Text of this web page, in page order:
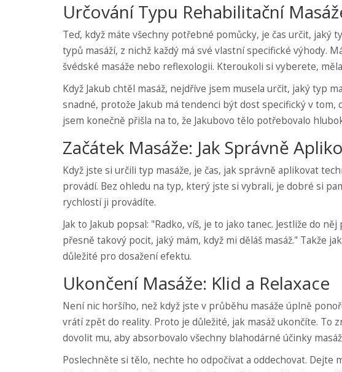
Určování Typu Rehabilitační
Teď, když máte všechny potřebné pomůcky, je čas určit, jaký
typů masáží, z nichž každý má své vlastní specifické výhody.
švédské masáže nebo reflexologii. Kteroukoli si vyberete,
Když Jakub chtěl masáž, nejdříve jsem musela určit, jaký typ
snadné, protože Jakub má tendenci být dost specifický v tom,
jsem konečně přišla na to, že Jakubovo tělo potřebovalo
Začátek Masáže: Jak Správně
Když jste si určili typ masáže, je čas, jak správně aplikovat
provádí. Bez ohledu na typ, který jste si vybrali, je dobré si
rychlostí ji provádíte.
Jak to Jakub popsal: "Radko, víš, je to jako tanec. Jestliže do
přesně takový pocit, jaký mám, když mi děláš masáž." Takže
důležité pro dosažení efektu.
Ukončení Masáže: Klid a Relaxace
Není nic horšího, než když jste v průběhu masáže úplně
vrátí zpět do reality. Proto je důležité, jak masáž ukončíte. To
dovolit mu, aby absorbovalo všechny blahodárné účinky
Poslechněte si tělo, nechte ho odpočívat a oddechovat. Dejte